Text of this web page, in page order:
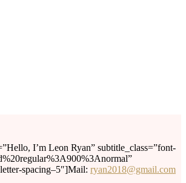
I’m Leon Ryan” subtitle_class=”font-
spacing–5″]Mail: ryan2018@gmail.com